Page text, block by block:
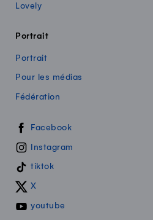
Lovely
Portrait
Portrait
Pour les médias
Fédération
Swissmilk sur les réseaux sociaux
Facebook
Instagram
tiktok
X
youtube